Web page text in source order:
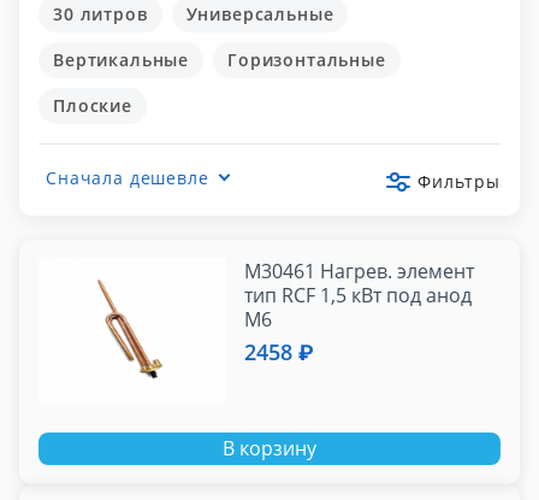
30 литров
Универсальные
Вертикальные
Горизонтальные
Плоские
Сначала дешевле Фильтры
М30461 Нагрев. элемент
тип RCF 1,5 кВт под анод
M6
2458 ₽
В корзину